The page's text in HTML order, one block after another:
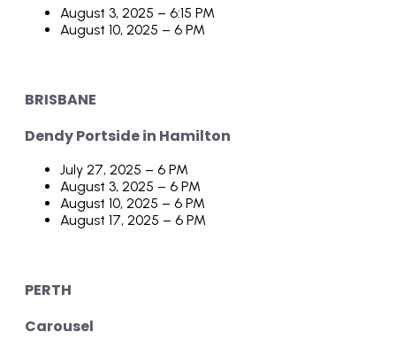
August 3, 2025 – 6:15 PM
August 10, 2025 – 6 PM
BRISBANE
Dendy Portside in Hamilton
July 27, 2025 – 6 PM
August 3, 2025 – 6 PM
August 10, 2025 – 6 PM
August 17, 2025 – 6 PM
PERTH
Carousel